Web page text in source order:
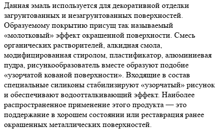
Данная эмаль используется для декоративной отделки
загрунтованных и незагрунтованных поверхностей.
Образуемому покрытию присущ так называемый
«молотковый» эффект окрашенной поверхности. Смесь
органических растворителей, алкидная смола,
модифицированная стиролом, пластификатор, алюминиевая
пудра, рисункообразователь вместе образуют подобие
«узорчатой кованой поверхности». Входящие в состав
специальные силиконы стабилизируют «узорчатый» рисунок
и обеспечивают водоотталкивающий эффект. Наиболее
распространенное применение этого продукта — это
поддержание в хорошем состоянии или реставрация ранее
окрашенных металлических поверхностей.